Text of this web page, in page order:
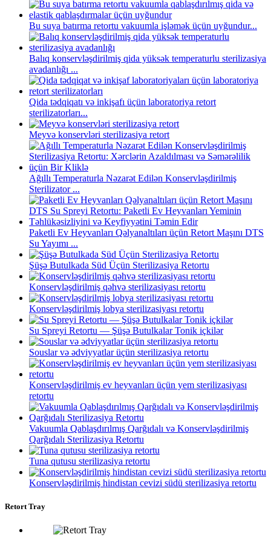
Bu suya batırma retortu vakuumla işləmək üçün uyğundur...
Balıq konservləşdirilmiş qida yüksək temperaturlu sterilizasiya
avadanlığı ...
Qida tədqiqatı və inkişafı üçün laboratoriya retort
sterilizatorları...
Meyvə konservləri sterilizasiya retort
Ağıllı Temperaturla Nəzarət Edilən Konservləşdirilmiş
Sterilizator ...
Paketli Ev Heyvanları Qəlyanaltıları üçün Retort Maşını DTS
Su Yayımı ...
Şüşə Butulkada Süd Üçün Sterilizasiya Retortu
Konservləşdirilmiş qəhvə sterilizasiyası retortu
Konservləşdirilmiş lobya sterilizasiyası retortu
Su Spreyi Retortu — Şüşə Butulkalar Tonik içkilər
Souslar və ədviyyatlar üçün sterilizasiya retortu
Konservləşdirilmiş ev heyvanları üçün yem sterilizasiyası
retortu
Vakuumla Qablaşdırılmış Qarğıdalı və Konservləşdirilmiş
Qarğıdalı Sterilizasiya Retortu
Tuna qutusu sterilizasiya retortu
Konservləşdirilmiş hindistan cevizi südü sterilizasiya retortu
Retort Tray